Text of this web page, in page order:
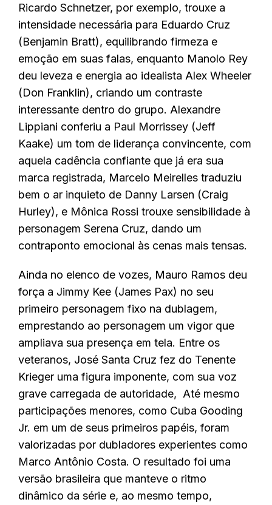
Ricardo Schnetzer, por exemplo, trouxe a
intensidade necessária para Eduardo Cruz
(Benjamin Bratt), equilibrando firmeza e
emoção em suas falas, enquanto Manolo Rey
deu leveza e energia ao idealista Alex Wheeler
(Don Franklin), criando um contraste
interessante dentro do grupo. Alexandre
Lippiani conferiu a Paul Morrissey (Jeff
Kaake) um tom de liderança convincente, com
aquela cadência confiante que já era sua
marca registrada, Marcelo Meirelles traduziu
bem o ar inquieto de Danny Larsen (Craig
Hurley), e Mônica Rossi trouxe sensibilidade à
personagem Serena Cruz, dando um
contraponto emocional às cenas mais tensas.
Ainda no elenco de vozes, Mauro Ramos deu
força a Jimmy Kee (James Pax) no seu
primeiro personagem fixo na dublagem,
emprestando ao personagem um vigor que
ampliava sua presença em tela. Entre os
veteranos, José Santa Cruz fez do Tenente
Krieger uma figura imponente, com sua voz
grave carregada de autoridade, Até mesmo
participações menores, como Cuba Gooding
Jr. em um de seus primeiros papéis, foram
valorizadas por dubladores experientes como
Marco Antônio Costa. O resultado foi uma
versão brasileira que manteve o ritmo
dinâmico da série e, ao mesmo tempo,